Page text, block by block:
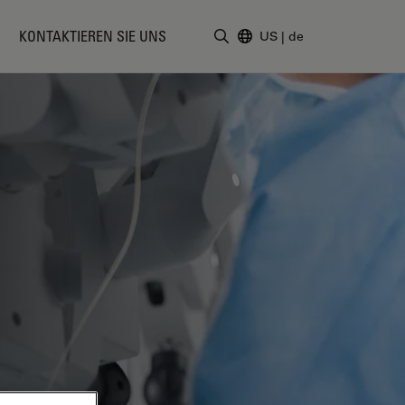
KONTAKTIEREN SIE UNS US | de